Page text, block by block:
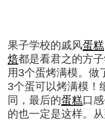
果子学校的戚风蛋糕
焙都是看君之的方
用3个蛋烤满模。做
3个蛋可以烤满模！
同，最后的蛋糕口
的也一定是这样。